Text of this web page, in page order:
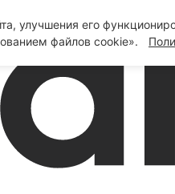
улучшения его
файлов cookie».